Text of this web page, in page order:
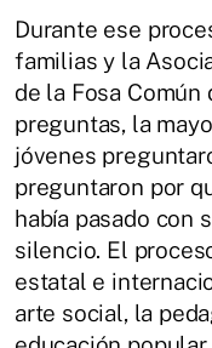
Durante ese
familias y la
de la Fosa Común
preguntas, la
jóvenes
preguntaron por
había pasado con
silencio. El
estatal e
arte social, la